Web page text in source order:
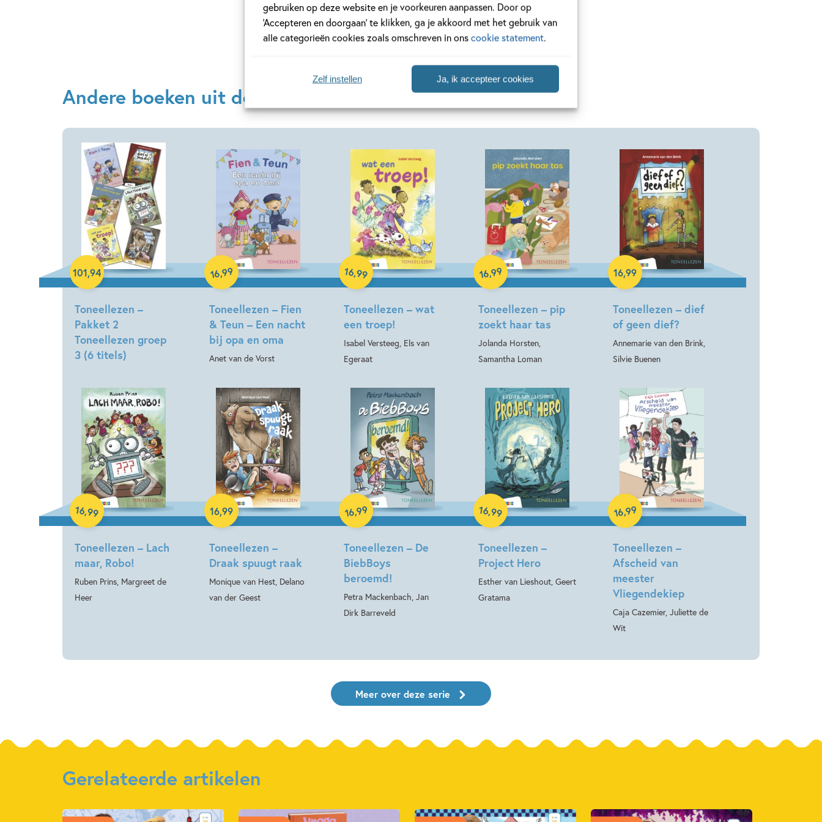
gebruiken op deze website en je voorkeuren aanpassen. Door op
‘Accepteren en doorgaan’ te klikken, ga je akkoord met het gebruik van
alle categorieën cookies zoals omschreven in onscookie statement.
Ja, ik accepteer cookies
Zelf instellen
Lees verder
Andere boeken uit de serie 'Toneellezen'
Toneellezen –
Pakket 2
Toneellezen groep
3 (6 titels)
101,94
Samengesteld pakket
Toneellezen – Fien
& Teun – Een nacht
bij opa en oma
Anet van de Vorst
16,99
Hardcover
Toneellezen – wat
een troep!
Isabel Versteeg, Els van
Egeraat
16,99
Hardcover
Toneellezen – pip
zoekt haar tas
Jolanda Horsten,
Samantha Loman
16,99
Hardcover
Toneellezen – dief
of geen dief?
Annemarie van den Brink,
Silvie Buenen
16,99
Hardcover
Toneellezen – Lach
maar, Robo!
Ruben Prins, Margreet de
Heer
16,99
Hardcover
Toneellezen –
Draak spuugt raak
Monique van Hest, Delano
van der Geest
16,99
Hardcover
Toneellezen – De
BiebBoys
beroemd!
Petra Mackenbach, Jan
Dirk Barreveld
16,99
Hardcover
Toneellezen –
Project Hero
Esther van Lieshout, Geert
Gratama
16,99
Hardcover
Toneellezen –
Afscheid van
meester
Vliegendekiep
Caja Cazemier, Juliette de
Wit
16,99
Hardcover
Meer over deze serie
Gerelateerde artikelen